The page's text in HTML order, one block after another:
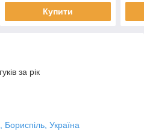
Купити
за рік
Україна